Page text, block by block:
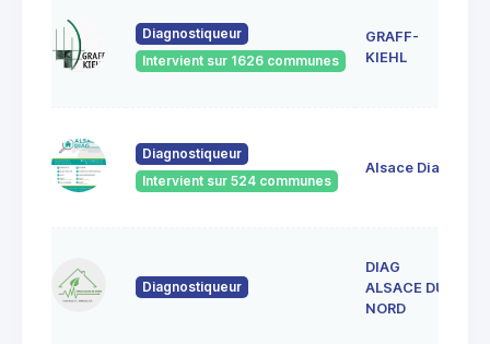
Diagnostiqueur
Intervient sur 1626 communes
GRAFF-
KIEHL
Diagnostiqueur
Intervient sur 524 communes
Alsace Diag
Diagnostiqueur
DIAG
ALSACE DU
NORD